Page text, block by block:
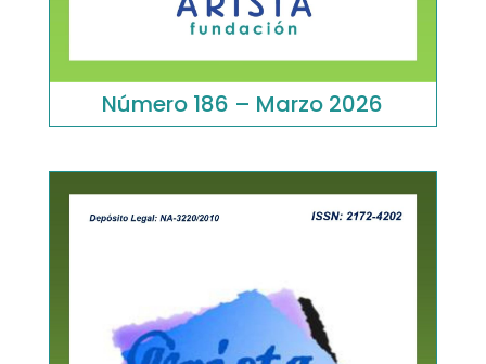
Número 186 – Marzo 2026